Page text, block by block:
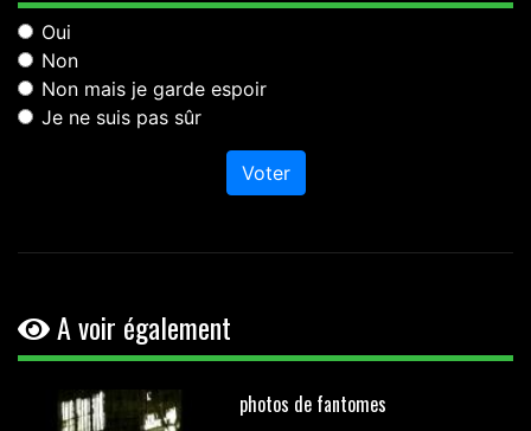
Oui
Non
Non mais je garde espoir
Je ne suis pas sûr
Voter
A voir également
photos de fantomes